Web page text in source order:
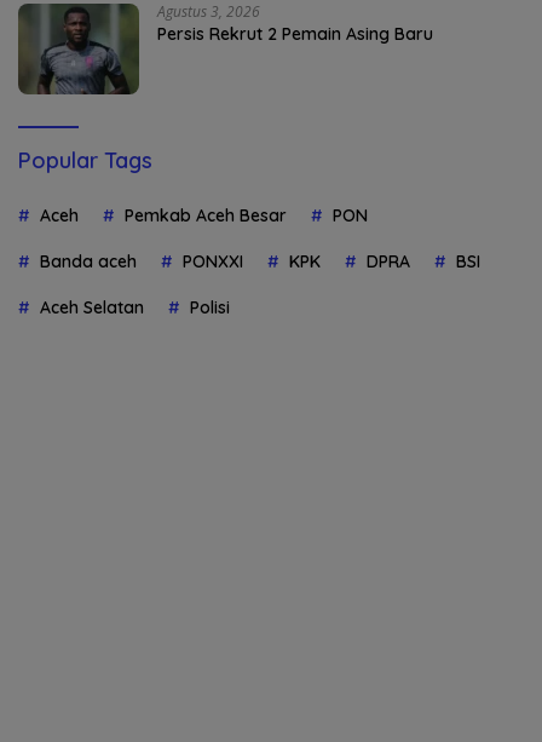
Agustus 3, 2026
Persis Rekrut 2 Pemain Asing Baru
Popular Tags
Aceh Pemkab Aceh Besar PON
Banda aceh PONXXI KPK DPRA BSI
Aceh Selatan Polisi